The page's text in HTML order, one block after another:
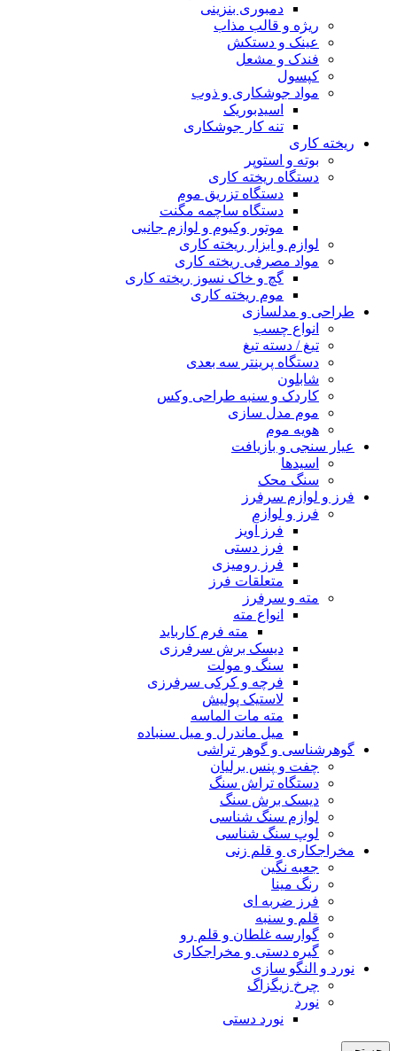
دمبوری بنزینی
ریژه و قالب مذاب
عینک و دستکش
فندک و مشعل
کپسول
مواد جوشکاری و ذوب
اسیدبوریک
تنه کار جوشکاری
ریخته کاری
بوته و استوپر
دستگاه ریخته کاری
دستگاه تزریق موم
دستگاه ساچمه مگنت
موتور وکیوم و لوازم جانبی
لوازم و ابزار ریخته کاری
مواد مصرفی ریخته کاری
گچ و خاک نسوز ریخته کاری
موم ریخته کاری
طراحی و مدلسازی
انواع چسب
تیغ / دسته تیغ
دستگاه پرینتر سه بعدی
شابلون
کاردک و سنبه طراحی وکس
موم مدل سازی
هویه موم
عیار سنجی و بازیافت
اسیدها
سنگ محک
فرز و لوازم سرفرز
فرز و لوازم
فرز آویز
فرز دستی
فرز رومیزی
متعلقات فرز
مته و سرفرز
انواع مته
مته فرم کارباید
دیسک برش سرفرزی
سنگ و مولت
فرچه و کرکی سرفرزی
لاستیک پولیش
مته مات الماسه
میل ماندرل و میل سنباده
گوهرشناسی و گوهر تراشی
چفت و پنس برلیان
دستگاه تراش سنگ
دیسک برش سنگ
لوازم سنگ شناسی
لوپ سنگ شناسی
مخراجکاری و قلم زنی
جعبه نگین
رنگ مینا
فرز ضربه ای
قلم و سنبه
گوارسه غلطان و قلم رو
گیره دستی و مخراجکاری
نورد و النگو سازی
چرخ زیگزاگ
نورد
نورد دستی